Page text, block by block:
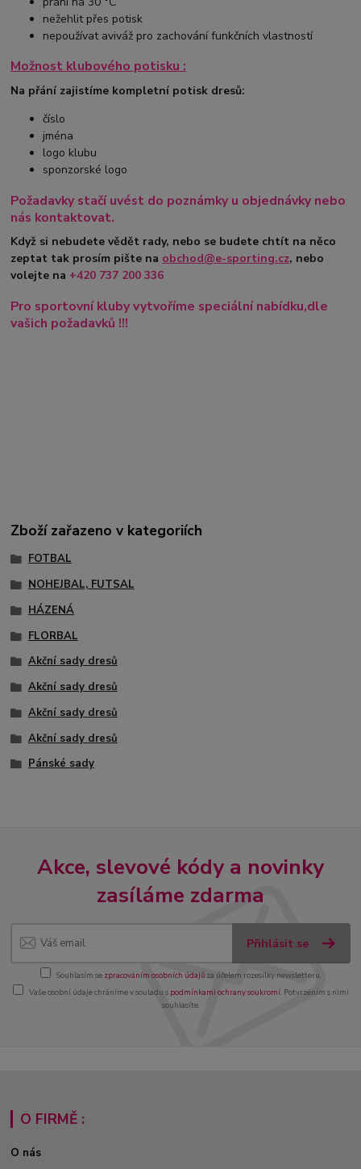
nežehlit přes potisk
nepoužívat aviváž pro zachování funkčních vlastností
Možnost klubového potisku :
Na přání zajistíme kompletní potisk dresů:
číslo
jména
logo klubu
sponzorské logo
Požadavky stačí uvést do poznámky u objednávky nebo
nás kontaktovat.
Když si nebudete vědět rady, nebo se budete chtít na něco
zeptat tak prosím pište na obchod@e-sporting.cz, nebo
volejte na +420 737 200 336
Pro sportovní kluby vytvoříme speciální nabídku,dle
vašich požadavků !!!
Zboží zařazeno v kategoriích
FOTBAL
NOHEJBAL, FUTSAL
HÁZENÁ
FLORBAL
Akční sady dresů
Akční sady dresů
Akční sady dresů
Akční sady dresů
Pánské sady
Akce, slevové kódy a novinky
zasíláme zdarma
Přihlásit se
Souhlasím se zpracováním osobních údajůza účelem rozesílky newsletteru.
Vaše osobní údaje chráníme v souladu s podmínkami ochrany soukromí. Potvrzením s nimi
souhlasíte.
O FIRMĚ :
O nás